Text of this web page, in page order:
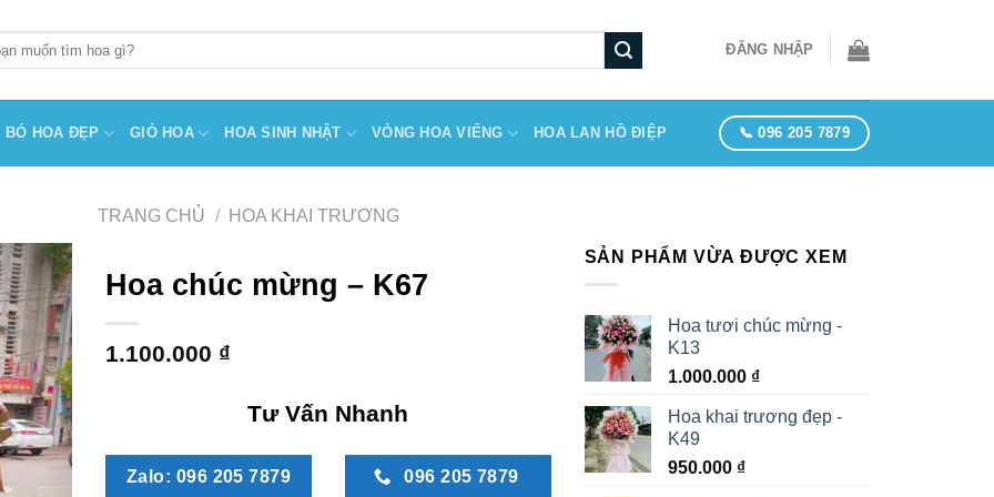
ĐĂNG NHẬP
BÓ HOA ĐẸP GIỎ HOA HOA SINH NHẬT VÒNG HOA VIẾNG HOA LAN HỒ ĐIỆP 📞 096 205 7879
TRANG CHỦ / HOA KHAI TRƯƠNG
Hoa chúc mừng – K67
1.100.000 ₫
Tư Vấn Nhanh
Zalo: 096 205 7879 096 205 7879
SẢN PHẨM VỪA ĐƯỢC XEM
Hoa tươi chúc mừng -
K13
1.000.000 ₫
Hoa khai trương đẹp -
K49
950.000 ₫